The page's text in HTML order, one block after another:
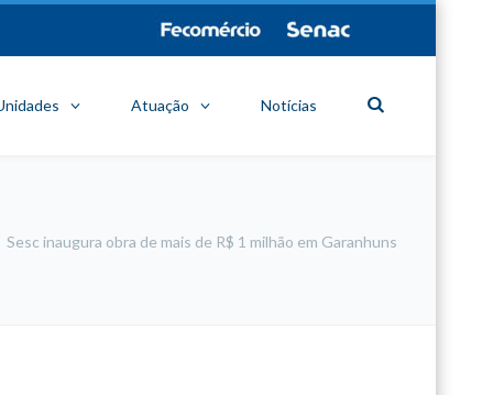
Atuação Notícias
Sesc inaugura obra de mais de R$ 1 milhão em Garanhuns